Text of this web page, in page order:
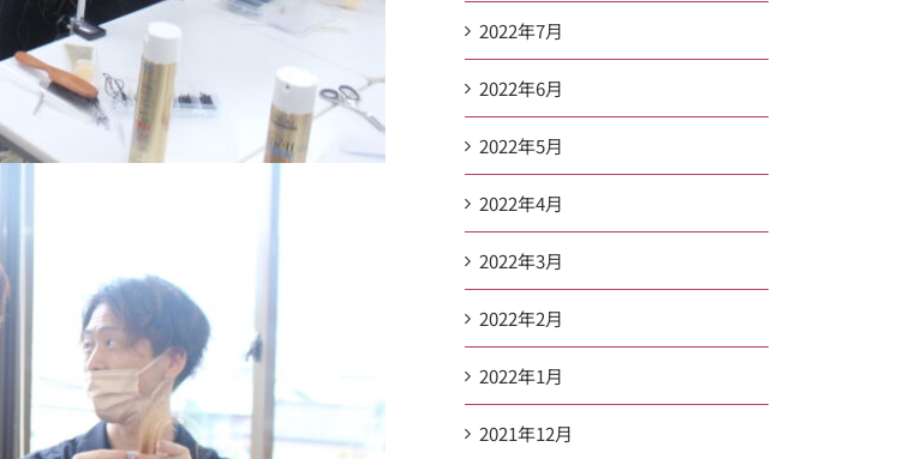
2022年7月
2022年6月
2022年5月
2022年4月
2022年3月
2022年2月
2022年1月
2021年12月